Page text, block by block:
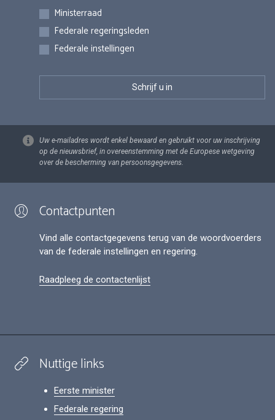
Inschrijvingen
Ministerraad
Federale regeringsleden
Federale instellingen
Uw e-mailadres wordt enkel bewaard en gebruikt voor uw inschrijving
op de nieuwsbrief, in overeenstemming met de Europese wetgeving
over de bescherming van persoonsgegevens.
Contactpunten
Vind alle contactgegevens terug van de woordvoerders
van de federale instellingen en regering.
Raadpleeg de contactenlijst
Nuttige links
Eerste minister
Federale regering